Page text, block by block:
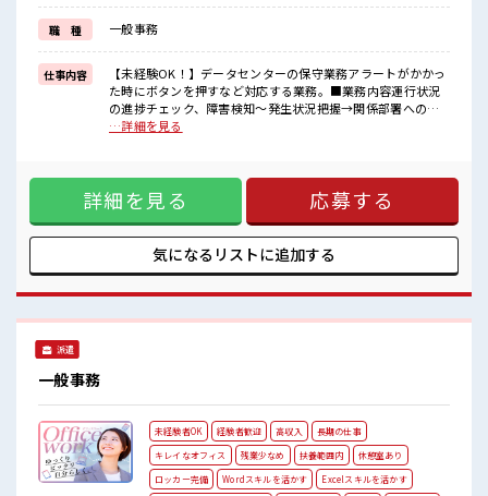
しっかり働く環境が整っています！
イチからスキルUP・ステップUP目指していきましょう！
■職場の雰囲気
キバツ過ぎなければ髪色・髪型は自由！
あなたの個性を大事にできます♪
休憩室で自分タイム！
職 種 一般事務
仕事内容
【未経験OK！】データセンターの保守業務アラートがかかっ
た時にボタンを押すなど対応する業務。■業務内容運行状況
の進捗チェック、障害検知～発生状況把握→関係部署への連
絡までで、プログラム修正対応は含みません。 ■お仕事PR ≪
場合によってはお願いすることもありますが、 残業はほとん
どナシ！ ≪ヘアカラーOKで自由な雰囲気の職場≫ 明るすぎ
たり奇抜でなければ基本的に自由！ (規定有)≪初めての仕事
だけど自分にもできそう≫ 新しいことにチャレンジするのは
不安だけど、 しっかり働く環境が整っています！ イチからス
キルUP・ステップUP目指していきましょう！ ■職場の雰囲
事にできます♪ 休憩室で自分タイム！ のんびりスマホチェッ
ク♪ 週3日～週4日の勤務もOK！
…詳細を見る
詳細を見る 応募する
気になるリストに追加する
派遣
一般事務
未経験者OK 経験者歓迎 高収入
長期の仕事
キレイなオフィス
残業少なめ 扶養範囲内
休憩室あり
ロッカー完備
Wordスキルを活かす
Excelスキルを活かす